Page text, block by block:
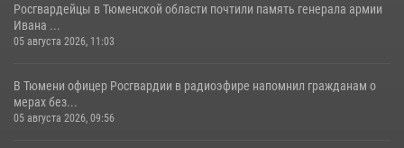
Росгвардейцы в Тюменской области почтили память генерала армии
Ивана ...
05 августа 2026, 11:03
В Тюмени офицер Росгвардии в радиоэфире напомнил гражданам о
мерах без...
05 августа 2026, 09:56